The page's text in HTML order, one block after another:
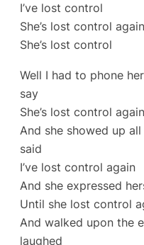
I’ve lost control
She’s lost control again
She’s lost control
Well I had to phone
say
She’s lost control again
And she showed up
said
I’ve lost control again
And she expressed
Until she lost control
And walked upon the
laughed